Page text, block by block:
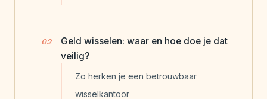
Geld wisselen: waar en hoe doe je dat
veilig?
Zo herken je een betrouwbaar
wisselkantoor